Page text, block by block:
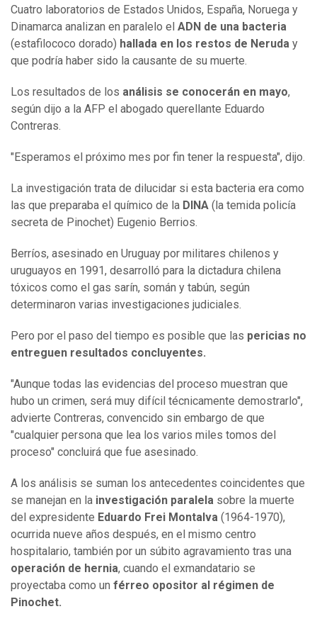
Cuatro laboratorios de Estados Unidos, España, Noruega y
Dinamarca analizan en paralelo el ADN de una bacteria
(estafilococo dorado) hallada en los restos de Neruda y
que podría haber sido la causante de su muerte.
Los resultados de los análisis se conocerán en mayo,
según dijo a la AFP el abogado querellante Eduardo
Contreras.
"Esperamos el próximo mes por fin tener la respuesta", dijo.
La investigación trata de dilucidar si esta bacteria era como
las que preparaba el químico de la DINA (la temida policía
secreta de Pinochet) Eugenio Berrios.
Berríos, asesinado en Uruguay por militares chilenos y
uruguayos en 1991, desarrolló para la dictadura chilena
tóxicos como el gas sarín, somán y tabún, según
determinaron varias investigaciones judiciales.
Pero por el paso del tiempo es posible que las pericias no
entreguen resultados concluyentes.
"Aunque todas las evidencias del proceso muestran que
hubo un crimen, será muy difícil técnicamente demostrarlo",
advierte Contreras, convencido sin embargo de que
"cualquier persona que lea los varios miles tomos del
proceso" concluirá que fue asesinado.
A los análisis se suman los antecedentes coincidentes que
se manejan en la investigación paralela sobre la muerte
del expresidente Eduardo Frei Montalva (1964-1970),
ocurrida nueve años después, en el mismo centro
hospitalario, también por un súbito agravamiento tras una
operación de hernia, cuando el exmandatario se
proyectaba como un férreo opositor al régimen de
Pinochet.